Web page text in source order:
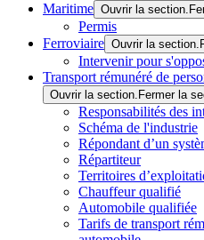
Maritime Ouvrir la section.
Permis
Ferroviaire Ouvrir la section.
Intervenir pour
Transport rémunéré de
Ouvrir la section. Fermer la
Responsabilités des
Schéma de l'industrie
Répondant d’un
Répartiteur
Territoires
Chauffeur qualifié
Automobile qualifiée
Tarifs de transport